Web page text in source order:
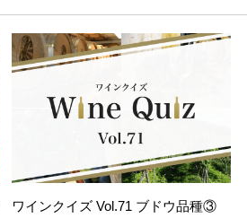
ワインクイズ Vol.71 ブドウ品種③